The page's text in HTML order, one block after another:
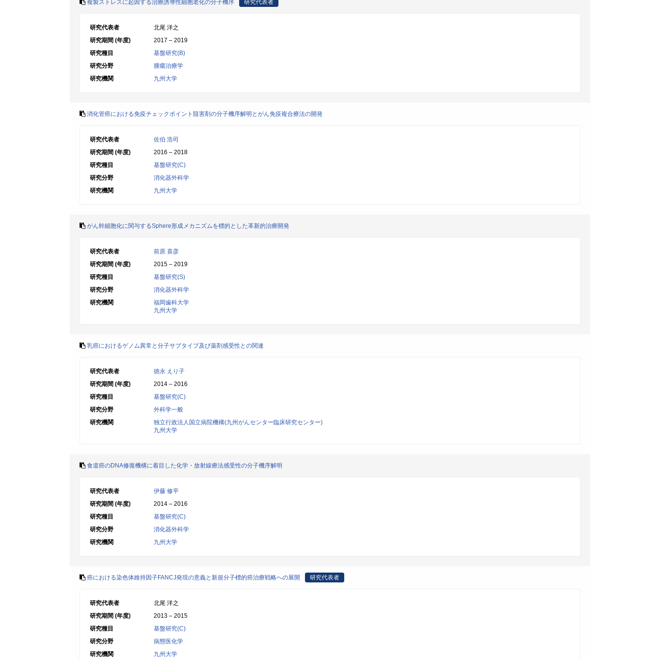
複製ストレスに起因する治療誘導性細胞老化の分子機序 研究代表者
研究代表者
北尾 洋之
研究期間 (年度)
2017 – 2019
研究種目
基盤研究(B)
研究分野
腫瘍治療学
研究機関
九州大学
消化管癌における免疫チェックポイント阻害剤の分子機序解明とがん免疫複合療法の開発
研究代表者
佐伯 浩司
研究期間 (年度)
2016 – 2018
研究種目
基盤研究(C)
研究分野
消化器外科学
研究機関
九州大学
がん幹細胞化に関与するSphere形成メカニズムを標的とした革新的治療開発
研究代表者
前原 喜彦
研究期間 (年度)
2015 – 2019
研究種目
基盤研究(S)
研究分野
消化器外科学
研究機関
福岡歯科大学
九州大学
乳癌におけるゲノム異常と分子サブタイプ及び薬剤感受性との関連
研究代表者
徳永 えり子
研究期間 (年度)
2014 – 2016
研究種目
基盤研究(C)
研究分野
外科学一般
研究機関
独立行政法人国立病院機構(九州がんセンター臨床研究センター)
九州大学
食道癌のDNA修復機構に着目した化学・放射線療法感受性の分子機序解明
研究代表者
伊藤 修平
研究期間 (年度)
2014 – 2016
研究種目
基盤研究(C)
研究分野
消化器外科学
研究機関
九州大学
癌における染色体維持因子FANCJ発現の意義と新規分子標的癌治療戦略への展開 研究代表者
研究代表者
北尾 洋之
研究期間 (年度)
2013 – 2015
研究種目
基盤研究(C)
研究分野
病態医化学
研究機関
九州大学